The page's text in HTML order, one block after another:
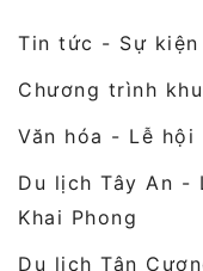
Tin tức - Sự kiện
Chương trình
Văn hóa - Lễ hội
Du lịch Tây An -
Khai Phong
Du lịch Tân